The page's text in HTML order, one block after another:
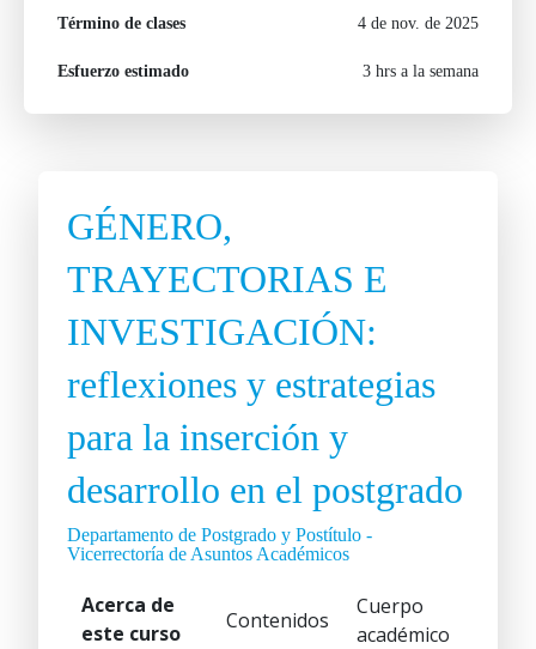
Término de clases 4 de nov. de 2025
Esfuerzo estimado 3 hrs a la semana
GÉNERO,
TRAYECTORIAS E
INVESTIGACIÓN:
reflexiones y estrategias
para la inserción y
desarrollo en el postgrado
Departamento de Postgrado y Postítulo -
Vicerrectoría de Asuntos Académicos
Acerca de
este curso
Contenidos
Cuerpo
académico